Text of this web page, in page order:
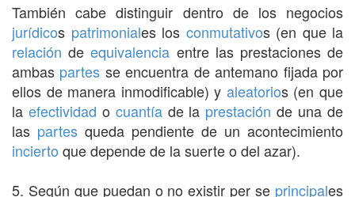
También cabe distinguir dentro de los negocios
jurídicos patrimoniales los conmutativos (en que la
relación deequivalencia entre las prestaciones de
ambas partes se encuentra de antemano fijada por
ellos de manera inmodificable) y aleatorios (en que
la efectividad o cuantíade la prestación de una de
las partes queda pendiente de un acontecimiento
incierto que depende de la suerte o del azar).
5. Según que puedan o no existir per se principales